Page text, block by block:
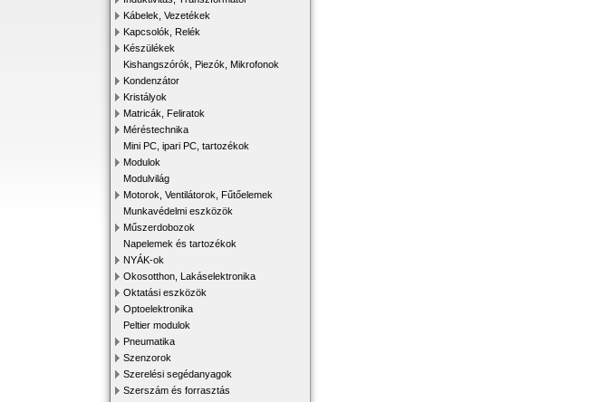
Kábelek, Vezetékek
Kapcsolók, Relék
Készülékek
Kishangszórók, Piezók, Mikrofonok
Kondenzátor
Kristályok
Matricák, Feliratok
Méréstechnika
Mini PC, ipari PC, tartozékok
Modulok
Modulvilág
Motorok, Ventilátorok, Fűtőelemek
Munkavédelmi eszközök
Műszerdobozok
Napelemek és tartozékok
NYÁK-ok
Okosotthon, Lakáselektronika
Oktatási eszközök
Optoelektronika
Peltier modulok
Pneumatika
Szenzorok
Szerelési segédanyagok
Szerszám és forrasztás